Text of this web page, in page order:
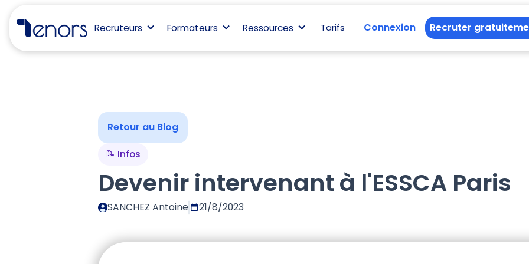
Recruteurs Formateurs Ressources Tarifs Connexion Recruter
Retour au Blog
📝 Infos
Devenir intervenant à l'ESSCA Paris
SANCHEZ Antoine 21/8/2023